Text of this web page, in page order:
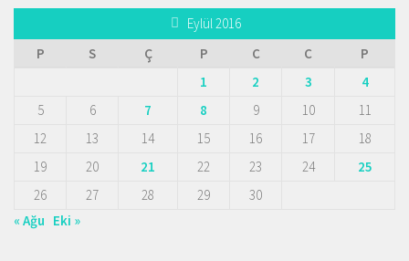
Eylül 2016
P
S Ç P C C
P
1
2 3
4
5
6 7 8 9 10
11
12
13 14 15 16 17
18
19
20 21 22 23 24
25
26
27 28 29
30
« Ağu Eki »